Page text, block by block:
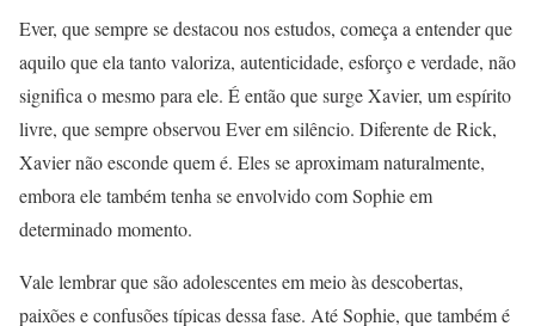
Ever, que sempre se destacou nos estudos, começa a entender que
aquilo que ela tanto valoriza, autenticidade, esforço e verdade, não
significa o mesmo para ele. É então que surge Xavier, um espírito
livre, que sempre observou Ever em silêncio. Diferente de Rick,
Xavier não esconde quem é. Eles se aproximam naturalmente,
embora ele também tenha se envolvido com Sophie em
determinado momento.
Vale lembrar que são adolescentes em meio às descobertas,
paixões e confusões típicas dessa fase. Até Sophie, que também é